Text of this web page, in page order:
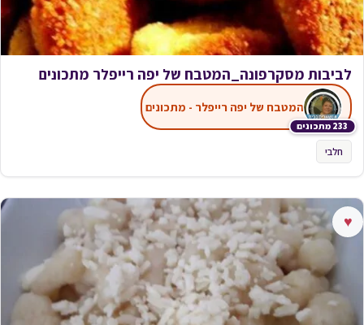
לביבות מסקרפונה_המטבח של יפה רייפלר מתכונים
233 מתכונים
המטבח של יפה רייפלר - מתכונים
חלבי
♥